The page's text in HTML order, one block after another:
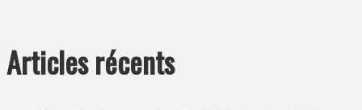
Articles récents